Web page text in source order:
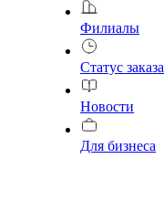
Филиалы
Статус заказа
Новости
Для бизнеса